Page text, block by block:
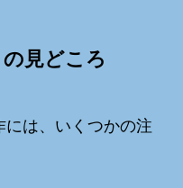
見どころ
は、いくつかの注